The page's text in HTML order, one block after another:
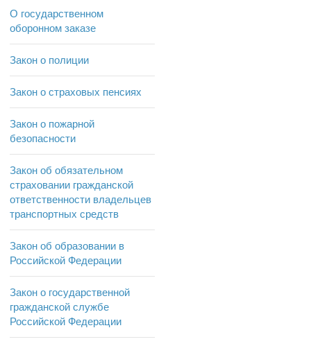
О государственном
оборонном заказе
Закон о полиции
Закон о страховых пенсиях
Закон о пожарной
безопасности
Закон об обязательном
страховании гражданской
ответственности владельцев
транспортных средств
Закон об образовании в
Российской Федерации
Закон о государственной
гражданской службе
Российской Федерации